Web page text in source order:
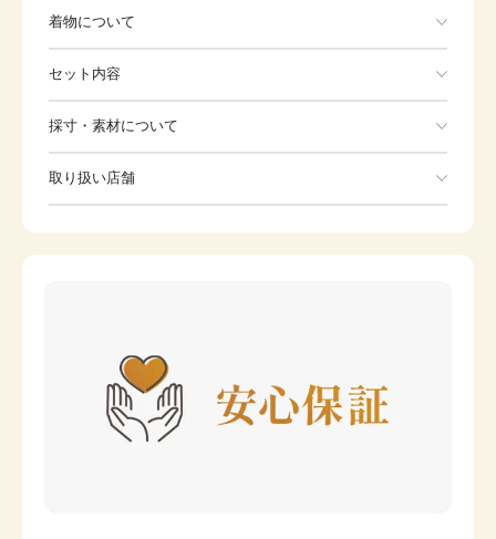
着物について
セット内容
※着付けに必要な一式をすべて含みます。
着物
足袋 肌着
帯締め 帯揚げ
伊達襟 コーリンベルト
採寸・素材について
身丈 163cm
取り扱い店舗